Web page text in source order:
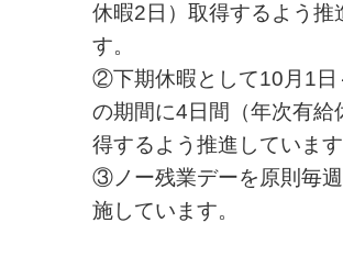
休暇2日）取得するよう推
す。
②下期休暇として10月1日
の期間に4日間（年次有給
得するよう推進していま
③ノー残業デーを原則毎
施しています。